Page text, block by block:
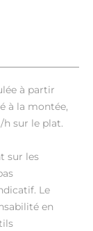
à partir
à la montée,
sur le plat.
sur les
Le
en